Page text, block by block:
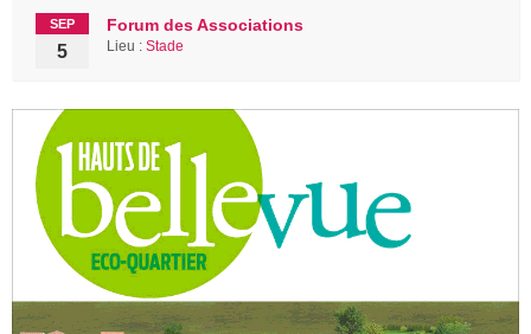
SEP
5
Forum des Associations
Lieu : Stade